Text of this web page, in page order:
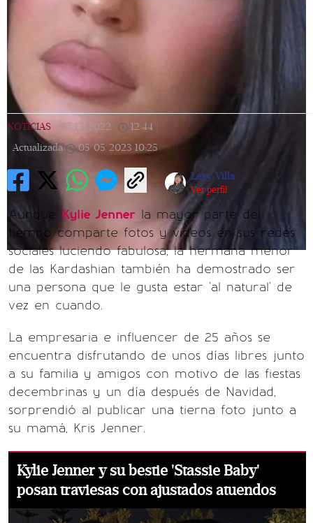
NOTICIAS 27/12/2022 12:44
Actualizada
05/05/2023 10:25
Lexy Villa
Ver perfil
Aunque Kylie Jenner la mayor parte del
tiempo comparte fotos y videos en sus redes
sociales luciendo fabulosa, la hermana menor
de las Kardashian también ha demostrado ser
una persona que le gusta estar 'al natural' de
vez en cuando.
La empresaria e influencer de 25 años se
encuentra disfrutando de unos días libres junto
a su familia y amigos con motivo de las fiestas
decembrinas y un día después de Navidad,
sorprendió al publicar una tierna foto junto a
su mamá, Kris Jenner.
Kylie Jenner y su bestie 'Stassie Baby'
posan traviesas con ajustados atuendos